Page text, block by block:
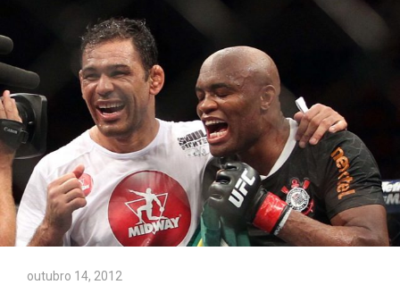
outubro 14, 2012